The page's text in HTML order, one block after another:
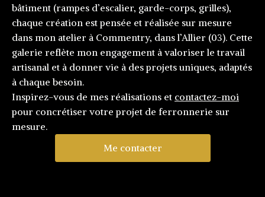
bâtiment (rampes d’escalier, garde-corps, grilles),
chaque création est pensée et réalisée sur mesure
dans mon atelier à Commentry, dans l’Allier (03). Cette
galerie reflète mon engagement à valoriser le travail
artisanal et à donner vie à des projets uniques, adaptés
à chaque besoin.
Inspirez-vous de mes réalisations et contactez-moi
pour concrétiser votre projet de ferronnerie sur
mesure.
Me contacter